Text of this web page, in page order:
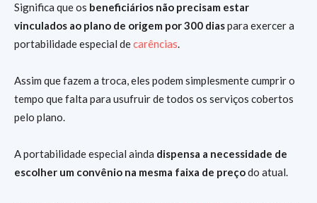
Significa que os beneficiários não precisam estar
vinculados ao plano de origem por 300 diaspara exercer a
portabilidade especial decarências.
Assim que fazem a troca, eles podem simplesmente cumprir o
tempo que falta para usufruir de todos os serviços cobertos
pelo plano.
A portabilidade especial ainda dispensa a necessidade de
escolher um convênio na mesma faixa de preçodo atual.